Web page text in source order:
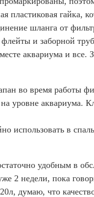
пластиковая гайка,
шланга от
и заборной
аквариума и все.
во время работы
уровне аквариума.
использовать в
удобным в
2 недели, пока
думаю, что